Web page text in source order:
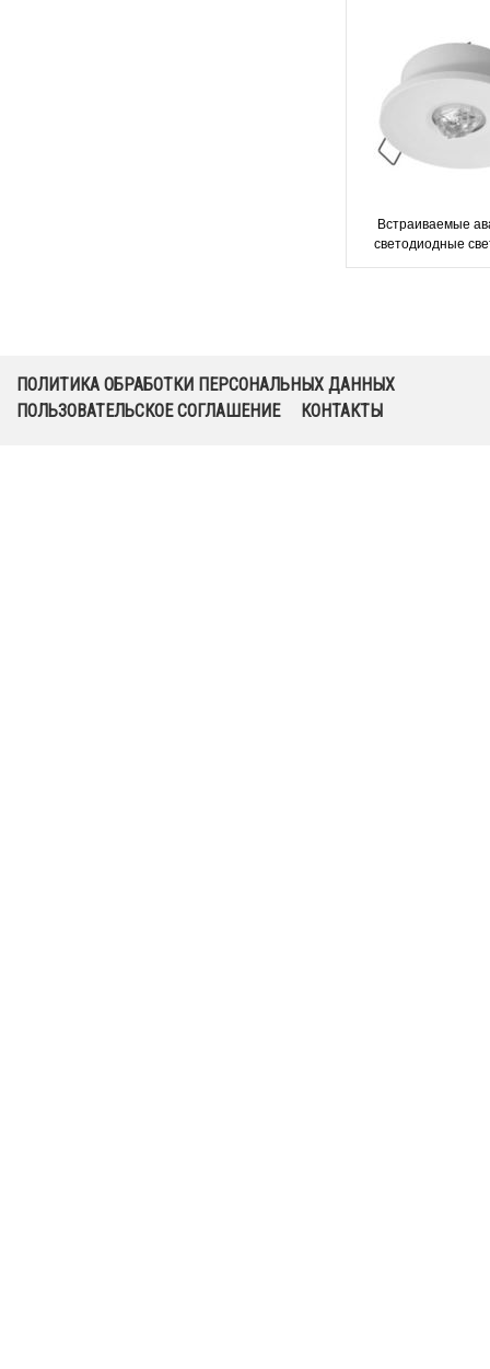
Встраиваемые
светодиодные
IP65/20 для
ПОЛИТИКА ОБРАБОТКИ ПЕРСОНАЛЬНЫХ ДАННЫХ
ПОЛЬЗОВАТЕЛЬСКОЕ СОГЛАШЕНИЕ
КОНТАКТЫ